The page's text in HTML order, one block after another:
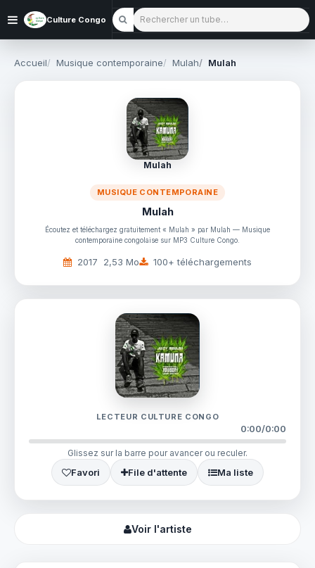
Culture Congo Rechercher un tube
Accueil Musique contemporaine Mulah Mulah
Mulah
MUSIQUE CONTEMPORAINE
Mulah
Écoutez et téléchargez gratuitement « Mulah » par Mulah — Musique
contemporaine congolaise sur MP3 Culture Congo.
2017 2,53 Mo 100+ téléchargements
LECTEUR CULTURE CONGO
0:00/0:00
Glissez sur la barre pour avancer ou reculer.
Favori File d'attente Ma liste
Voir l'artiste